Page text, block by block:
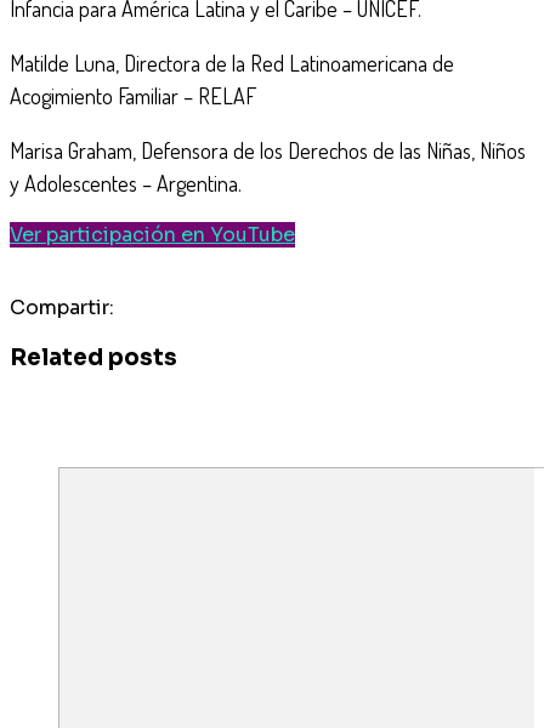
Infancia para América Latina y el Caribe – UNICEF.
Matilde Luna, Directora de la Red Latinoamericana de
Acogimiento Familiar – RELAF
Marisa Graham, Defensora de los Derechos de las Niñas, Niños
y Adolescentes – Argentina.
Ver participación en YouTube
Compartir:
Related posts